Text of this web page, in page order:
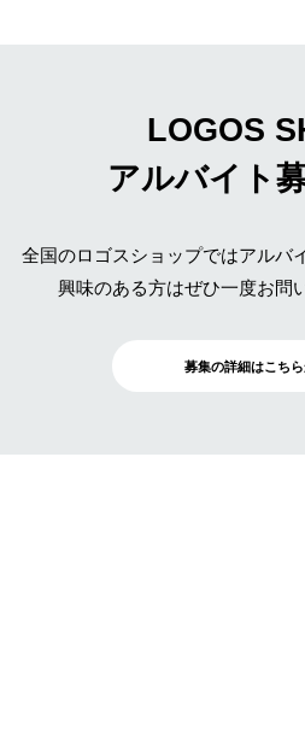
LOGOS
アルバイト
全国のロゴスショップではアルバ
興味のある方はぜひ一度お問
募集の詳細はこち